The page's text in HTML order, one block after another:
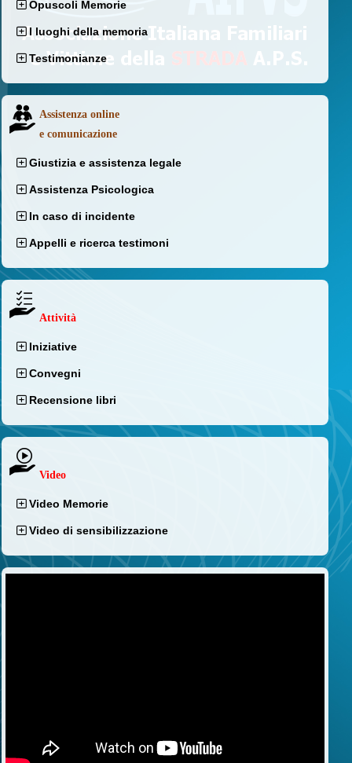
Opuscoli Memorie
I luoghi della memoria
Testimonianze
Assistenza online
e comunicazione
Giustizia e assistenza legale
Assistenza Psicologica
In caso di incidente
Appelli e ricerca testimoni
Attività
Iniziative
Convegni
Recensione libri
Video
Video Memorie
Video di sensibilizzazione